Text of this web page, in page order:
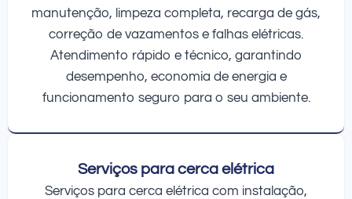
manutenção, limpeza completa, recarga de gás,
correção de vazamentos e falhas elétricas.
Atendimento rápido e técnico, garantindo
desempenho, economia de energia e
funcionamento seguro para o seu ambiente.
Serviços para cerca elétrica
Serviços para cerca elétrica com instalação,